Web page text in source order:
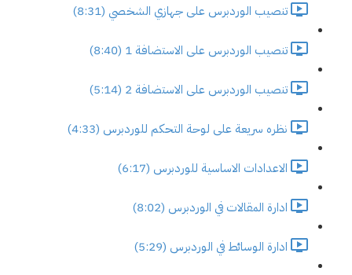
تنصيب الوردبرس على جهازي الشخصي (8:31)
تنصيب الوردبرس على الاستضافة 1 (8:40)
تنصيب الوردبرس على الاستضافة 2 (5:14)
نظره سريعة على لوحة التحكم للوردبرس (4:33)
الاعدادات الاساسية للوردبرس (6:17)
ادارة المقالات في الوردبرس (8:02)
ادارة الوسائط في الوردبرس (5:29)